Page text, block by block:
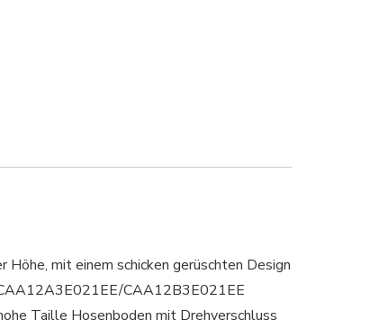
mit einem schicken gerüschten Design
CAA12B3E021EE
Taille Hosenboden mit Drehverschluss